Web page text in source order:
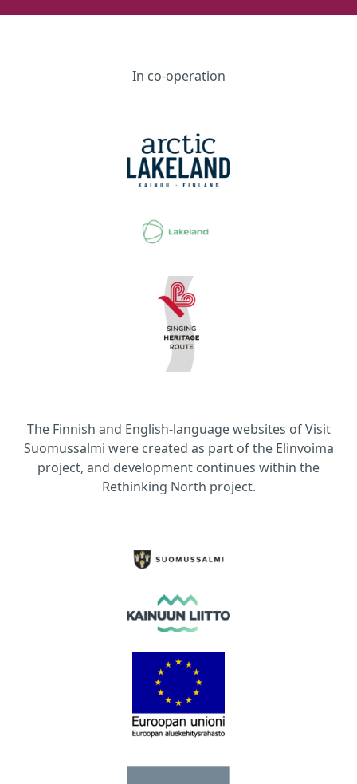
In co-operation
The Finnish and English-language websites of Visit
Suomussalmi were created as part of the Elinvoima
project, and development continues within the
Rethinking North project.